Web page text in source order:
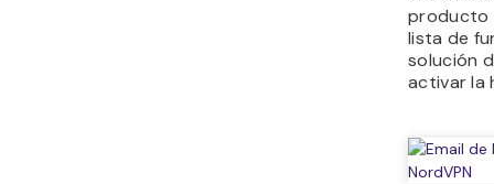
producto
lista de
solución
activar la